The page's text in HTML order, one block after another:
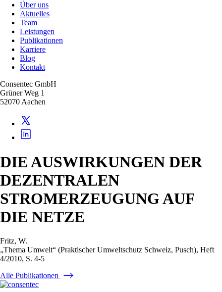
Über uns
Aktuelles
Team
Leistungen
Publikationen
Karriere
Blog
Kontakt
Consentec GmbH
Grüner Weg 1
52070 Aachen
DIE AUSWIRKUNGEN DER
DEZENTRALEN
STROMERZEUGUNG AUF
DIE NETZE
Fritz, W.
„Thema Umwelt“ (Praktischer Umweltschutz Schweiz, Pusch), Heft
4/2010, S. 4-5
Alle Publikationen